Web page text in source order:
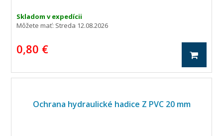
Skladom v expedícii
Môžete mať: Streda 12.08.2026
0,80 €
Ochrana hydraulické hadice Z PVC 20 mm